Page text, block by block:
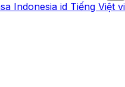
Indonesia id Tiếng Việt vi